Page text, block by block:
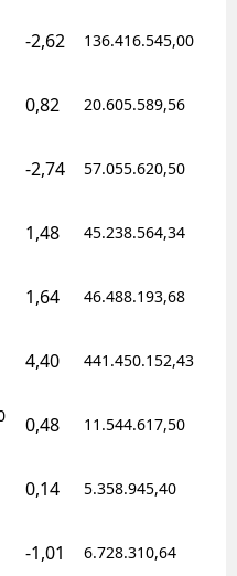
-2,62 136.416.545,00
0,82 20.605.589,56
-2,74 57.055.620,50
1,48 45.238.564,34
1,64 46.488.193,68
4,40 441.450.152,43
0,48 11.544.617,50
0,14 5.358.945,40
-1,01 6.728.310,64